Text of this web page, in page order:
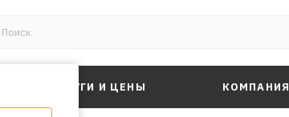
УСЛУГИ И ЦЕНЫ КОМПАНИЯ